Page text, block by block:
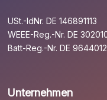
USt.-IdNr. DE 146891113
WEEE-Reg.-Nr. DE
Batt-Reg.-Nr. DE
Unternehmen